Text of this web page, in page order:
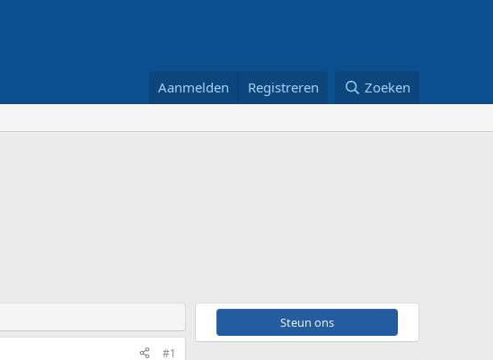
Aanmelden Registreren Zoeken
#1
Steun ons